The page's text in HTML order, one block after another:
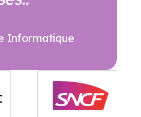
Informatique